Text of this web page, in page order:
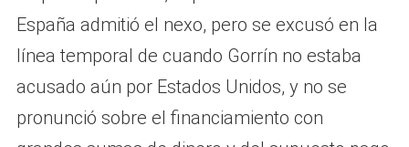
España admitió el nexo, pero se excusó en la
línea temporal de cuando Gorrín no estaba
acusado aún por Estados Unidos, y no se
pronunció sobre el financiamiento con